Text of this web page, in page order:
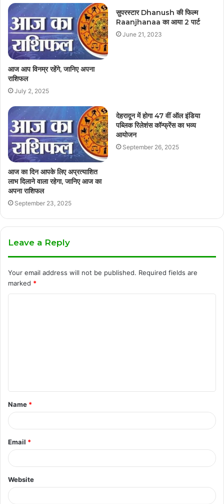
आज आप विनम्र रहेंगे, जानिए अपना
राशिफल
July 2, 2025
सुपरस्टार Dhanush की फिल्म
Raanjhanaa का आया 2 पार्ट
June 21, 2023
आज का दिन आपके लिए अप्रत्याशित
लाभ दिलाने वाला रहेगा, जानिए आज का
अपना राशिफल
September 23, 2025
देहरादून में होगा 47 वीं ऑल इंडिया
पब्लिक रिलेशंस कॉन्फ्रेंस का भव्य
आयोजन
September 26, 2025
Leave a Reply
Your email address will not be published. Required fields are
marked *
t
*
Name *
Email *
Website